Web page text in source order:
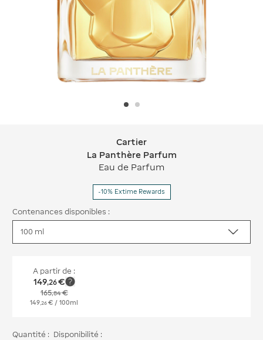
Cartier La Panthère Parfum
Cartier
La Panthère Parfum
Eau de Parfum
-10% Extime Rewards
Contenances disponibles :
A partir de :
149,26€
165,84€
149 26 € / 100ml
Quantité : Disponibilité :